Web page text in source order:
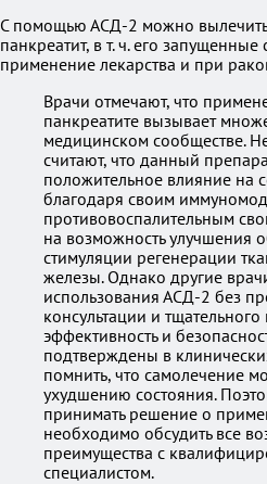
С помощью АСД-2 можно
панкреатит, в т. ч. его
применение лекарства и при
Врачи отмечают, что
панкреатите вызывает
медицинском сообществе.
считают, что данный
положительное влияние на
благодаря своим
противовоспалительным
на возможность улучшения
стимуляции регенерации
железы. Однако другие
использования АСД-2 без
консультации и тщательного
эффективность и
подтверждены в
помнить, что самолечение
ухудшению состояния.
принимать решение о
необходимо обсудить все
преимущества с
специалистом.